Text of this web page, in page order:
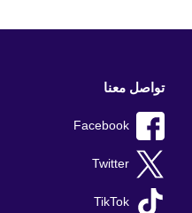
تواصل معنا
Facebook
Twitter
TikTok